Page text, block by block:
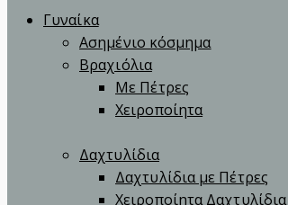
Γυναίκα
Ασημένιο κόσμημα
Βραχιόλια
Με Πέτρες
Χειροποίητα
Δαχτυλίδια
Δαχτυλίδια με Πέτρες
Χειροποίητα Δαχτυλίδια